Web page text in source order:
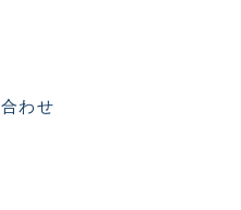
わせ